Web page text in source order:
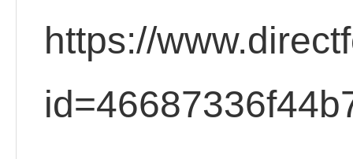
https://